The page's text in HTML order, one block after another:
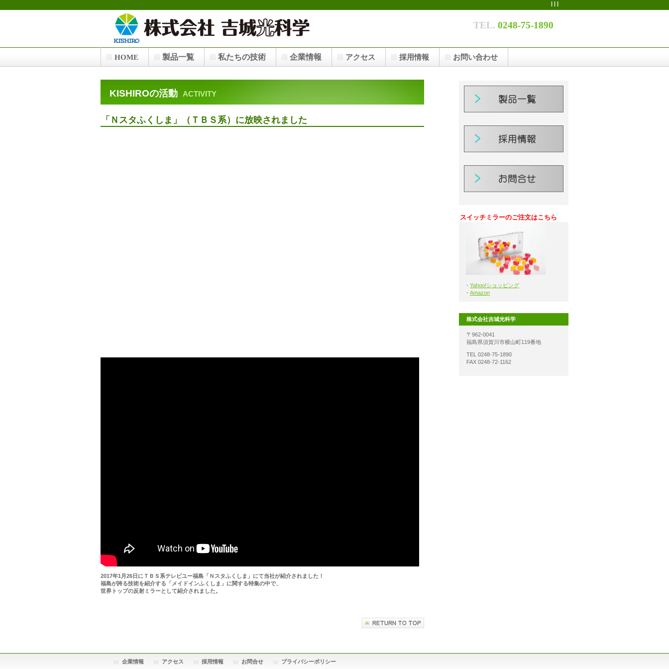
| | |
TEL. 0248-75-1890
KISHIROの活動 ACTIVITY
「Ｎスタふくしま」（ＴＢＳ系）に放映されました
2017年1月26日にＴＢＳ系テレビユー福島「Ｎスタふくしま」にて当社が紹介されました！
福島が誇る技術を紹介する「メイドインふくしま」に関する特集の中で、
世界トップの反射ミラーとして紹介されました。
HOME 製品一覧 私たちの技術 企業情報 アクセス 採用情報 お問い合わせ
スイッチミラーのご注文はこちら
・ Yahoo!ショッピング
・ Amazon
株式会社吉城光科学
〒962-0041
福島県須賀川市横山町119番地
TEL 0248-75-1890
FAX 0248-72-1162
企業情報 アクセス 採用情報 お問合せ プライバシーポリシー